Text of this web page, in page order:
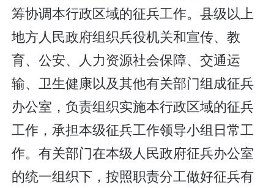
筹协调本行政区域的征兵工作。县级以上
地方人民政府组织兵役机关和宣传、教
育、公安、人力资源社会保障、交通运
输、卫生健康以及其他有关部门组成征兵
办公室，负责组织实施本行政区域的征兵
工作，承担本级征兵工作领导小组日常工
作。有关部门在本级人民政府征兵办公室
的统一组织下，按照职责分工做好征兵有